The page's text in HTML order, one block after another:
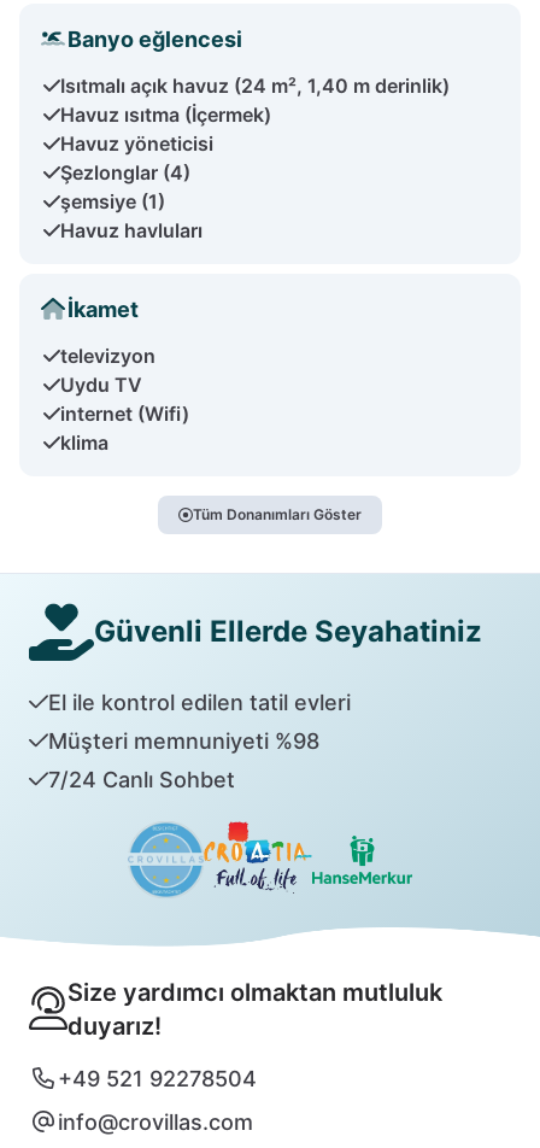
Banyo eğlencesi
Isıtmalı açık havuz (24 m², 1,40 m derinlik)
Havuz ısıtma (İçermek)
Havuz yöneticisi
Şezlonglar (4)
şemsiye (1)
Havuz havluları
İkamet
televizyon
Uydu TV
internet (Wifi)
klima
Tüm Donanımları Göster
Güvenli Ellerde Seyahatiniz
El ile kontrol edilen tatil evleri
Müşteri memnuniyeti %98
7/24 Canlı Sohbet
Size yardımcı olmaktan mutluluk
duyarız!
+49 521 92278504
info@crovillas.com